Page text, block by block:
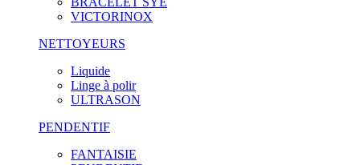
VICTORINOX
NETTOYEURS
Liquide
Linge à polir
ULTRASON
PENDENTIF
FANTAISIE